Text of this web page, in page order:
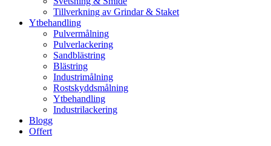
Tillverkning av Grindar & Staket
Ytbehandling
Pulvermålning
Pulverlackering
Sandblästring
Blästring
Industrimålning
Rostskyddsmålning
Ytbehandling
Industrilackering
Blogg
Offert